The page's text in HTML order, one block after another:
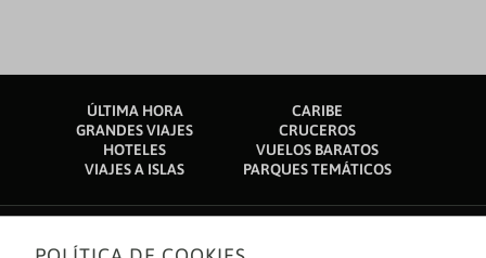
ÚLTIMA HORA
CARIBE
GRANDES VIAJES
CRUCEROS
HOTELES
VUELOS BARATOS
VIAJES A ISLAS
PARQUES TEMÁTICOS